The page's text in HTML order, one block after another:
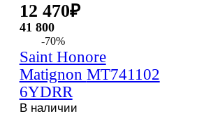
12 470₽
41 800
-70%
Saint Honore
Matignon MT741102
6YDRR
В наличии